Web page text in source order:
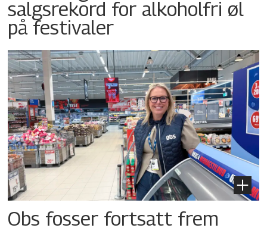
salgsrekord for alkoholfri øl
på festivaler
Obs fosser fortsatt frem